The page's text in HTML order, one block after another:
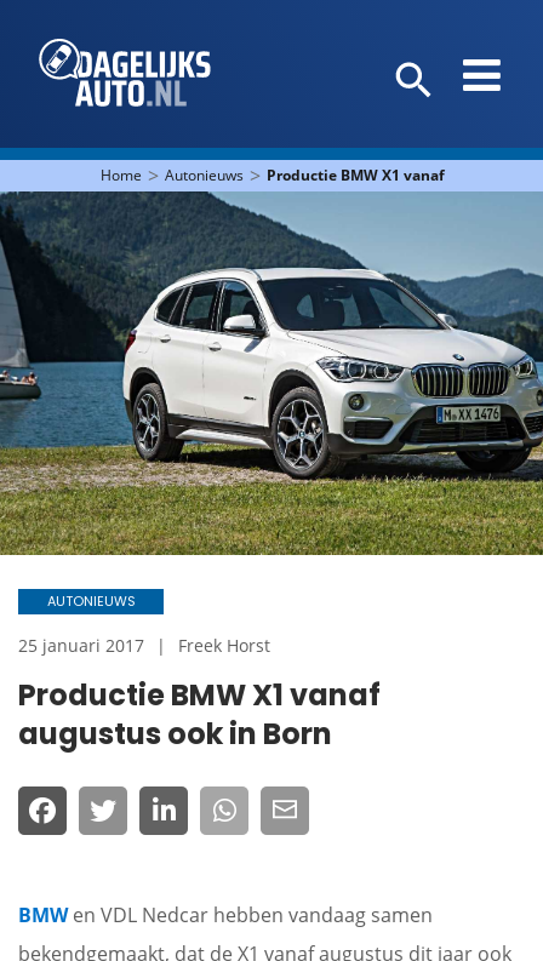
Home > Autonieuws > Productie BMW X1 vanaf augustus
Productie BMW X1 vanaf
augustus ook in Born
AUTONIEUWS
25 januari 2017 Freek Horst
BMWen VDL Nedcar hebben vandaag samen
bekendgemaakt, dat de X1 vanaf augustus dit jaar ook